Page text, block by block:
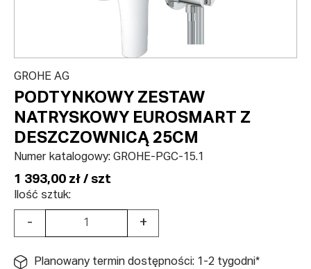
GROHE AG
PODTYNKOWY ZESTAW
NATRYSKOWY EUROSMART Z
DESZCZOWNICĄ 25CM
Numer katalogowy: GROHE-PGC-15.1
1 393,00 zł / szt
Ilość sztuk:
- +
Planowany termin dostępności: 1-2 tygodni*